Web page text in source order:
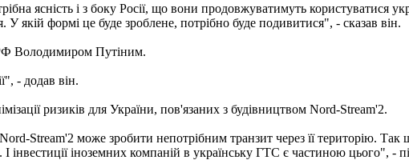
ясність і з боку Росії, що вони продовжуватимуть користуватися
якій формі це буде зроблене, потрібно буде подивитися", - сказав він.
Володимиром Путіним.
- додав він.
ризиків для України, пов'язаних з будівництвом Nord-Stream'2.
Stream'2 може зробити непотрібним транзит через її територію.
іноземних компаній в українську ГТС є частиною цього", -